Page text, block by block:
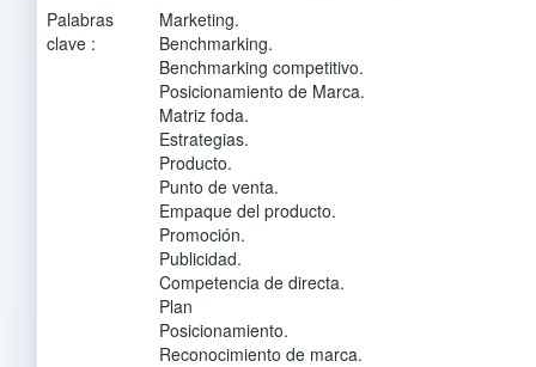
Palabras
clave :
Marketing.
Benchmarking.
Benchmarking competitivo.
Posicionamiento de Marca.
Matriz foda.
Estrategias.
Producto.
Punto de venta.
Empaque del producto.
Promoción.
Publicidad.
Competencia de directa.
Plan
Posicionamiento.
Reconocimiento de marca.